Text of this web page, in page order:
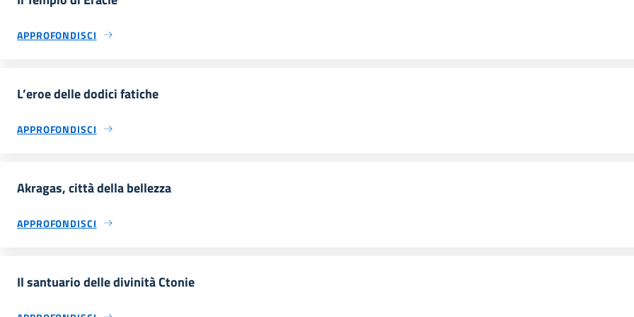
APPROFONDISCI
L’eroe delle dodici fatiche
APPROFONDISCI
Akragas, città della bellezza
APPROFONDISCI
Il santuario delle divinità Ctonie